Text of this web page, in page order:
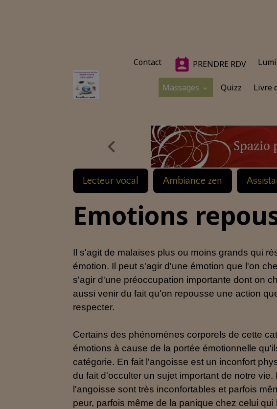
Contact PRENDRE RDV
Massages Quizz Livre
Lecteur vocal Ambiance zen
Emotions
Il s'agit de malaises plus ou moins grands qui
émotion. Il peut s'agir d'une émotion que l'on
s'agir d'une préoccupation importante dont on
aussi venir du fait qu'on repousse une action
respecter.
Certains des phénomènes corporels de cette
émotions à cause de la portée émotionnelle
catégorie. En fait l'angoisse est un inconfort
du fait d'occulter un sujet important de notre
l'angoisse sont très inconfortables et parfois
peur, parfois même de la panique chez celui